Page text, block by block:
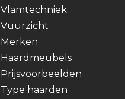
Vlamtechniek
Vuurzicht
Merken
Haardmeubels
Prijsvoorbeelden
Type haarden